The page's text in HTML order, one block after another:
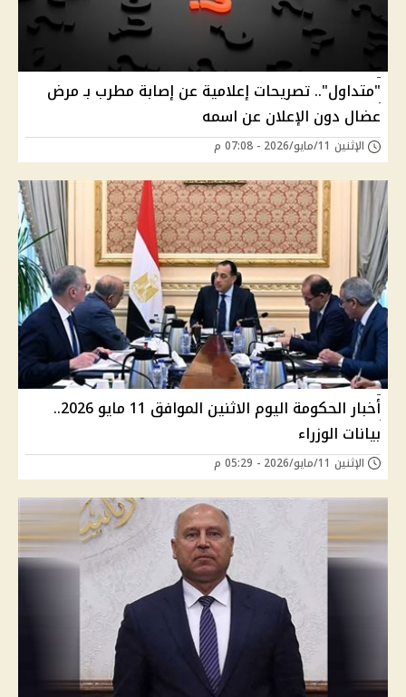
"متداول".. تصريحات إعلامية عن إصابة مطرب بـ مرض
عضال دون الإعلان عن اسمه
الإثنين 11/مايو/2026 - 07:08 م
أخبار الحكومة اليوم الاثنين الموافق 11 مايو 2026..
بيانات الوزراء
الإثنين 11/مايو/2026 - 05:29 م